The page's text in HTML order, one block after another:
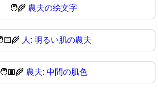
🧑‍🌾 農夫の絵文字
人: 明るい肌の農夫
🧑🏼‍🌾 農夫: 中間の肌色